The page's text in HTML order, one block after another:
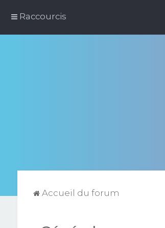
Raccourcis
Accueil du forum